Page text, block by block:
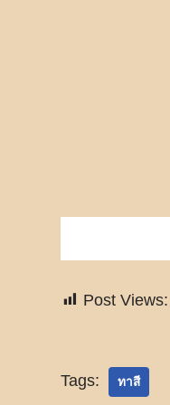
Post Views:
Tags: ทาสี